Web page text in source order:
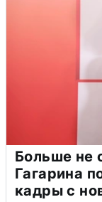
Больше не
Гагарина
кадры с